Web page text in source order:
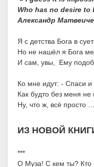
Who has no desire
Александр
Я с детства Бога в
Но не нашёл я Бога
И сам, увы, Ему
Ко мне идут: - Спаси и
Как будто без меня не
Ну, что ж, всё просто
ИЗ НОВОЙ
***
О Муза! С кем ты?